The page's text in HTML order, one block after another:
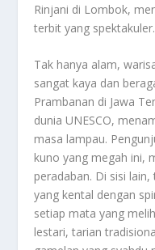
Rinjani di Lombok,
terbit yang spektakuler.
Tak hanya alam,
sangat kaya dan
Prambanan di Jawa
dunia UNESCO,
masa lampau.
kuno yang megah ini,
peradaban. Di sisi
yang kental dengan
setiap mata yang
lestari, tarian